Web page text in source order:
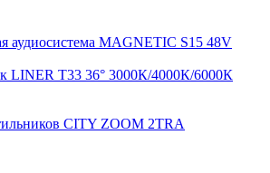
аудиосистема MAGNETIC S15 48V
LINER T33 36° 3000К/4000К/6000К
CITY ZOOM 2TRA